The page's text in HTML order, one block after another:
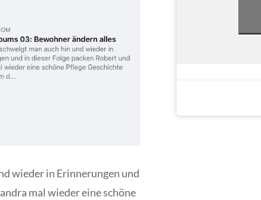
wieder in Erinnerungen und
mal wieder eine schöne